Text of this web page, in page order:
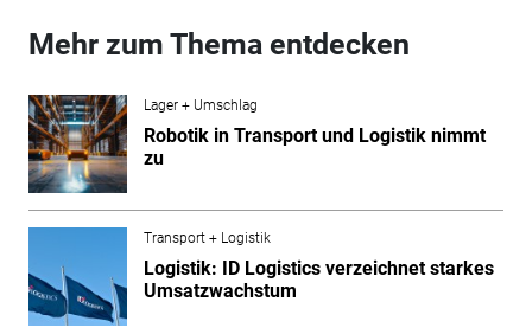
Mehr zum Thema entdecken
Lager + Umschlag
Robotik in Transport und Logistik nimmt
zu
Transport + Logistik
Logistik: ID Logistics verzeichnet starkes
Umsatzwachstum